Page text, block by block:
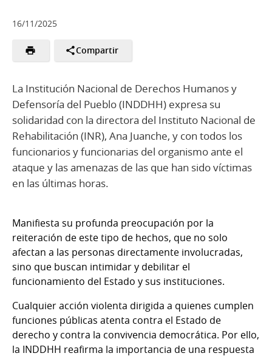
16/11/2025
Compartir
La Institución Nacional de Derechos Humanos y
Defensoría del Pueblo (INDDHH) expresa su
solidaridad con la directora del Instituto Nacional de
Rehabilitación (INR), Ana Juanche, y con todos los
funcionarios y funcionarias del organismo ante el
ataque y las amenazas de las que han sido víctimas
en las últimas horas.
Manifiesta su profunda preocupación por la
reiteración de este tipo de hechos, que no solo
afectan a las personas directamente involucradas,
sino que buscan intimidar y debilitar el
funcionamiento del Estado y sus instituciones.
Cualquier acción violenta dirigida a quienes cumplen
funciones públicas atenta contra el Estado de
derecho y contra la convivencia democrática. Por ello,
la INDDHH reafirma la importancia de una respuesta